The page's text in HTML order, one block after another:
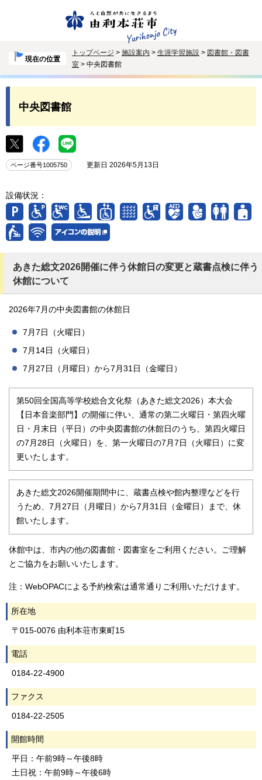
現在の位置
トップページ > 施設案内 > 生涯学習施設 > 図書館・図書
室 > 中央図書館
中央図書館
ページ番号1005750 更新日 2026年5月13日
設備状況：
あきた総文2026開催に伴う休館日の変更と蔵書点検に伴う
休館について
2026年7月の中央図書館の休館日
7月7日（火曜日）
7月14日（火曜日）
7月27日（月曜日）から7月31日（金曜日）
第50回全国高等学校総合文化祭（あきた総文2026）本大会
【日本音楽部門】の開催に伴い、通常の第二火曜日・第四火曜
日・月末日（平日）の中央図書館の休館日のうち、第四火曜日
の7月28日（火曜日）を、第一火曜日の7月7日（火曜日）に変
更いたします。
あきた総文2026開催期間中に、蔵書点検や館内整理などを行
うため、7月27日（月曜日）から7月31日（金曜日）まで、休
館いたします。
休館中は、市内の他の図書館・図書室をご利用ください。ご理解
とご協力をお願いいたします。
注：WebOPACによる予約検索は通常通りご利用いただけます。
所在地
〒015-0076 由利本荘市東町15
電話
0184-22-4900
ファクス
0184-22-2505
開館時間
平日：午前9時～午後8時
土日祝：午前9時～午後6時